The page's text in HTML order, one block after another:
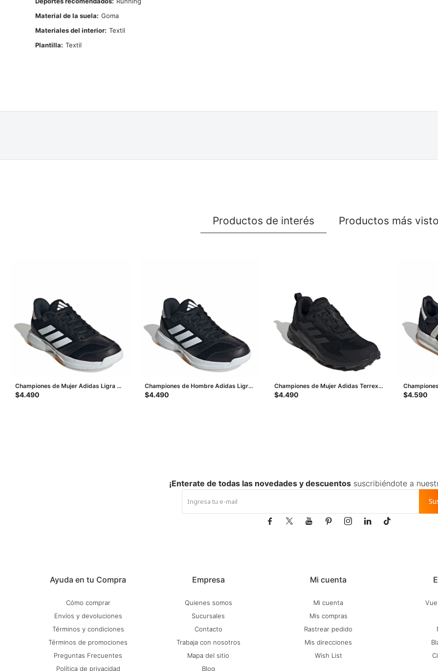
Material de la suela
Goma
Materiales del interior Textil
Plantilla
Textil
Productos de interés Productos más
Championes de Mujer Adidas Ligra 8
- Negro - Blanco
$4.490
Championes de Hombre Adidas Ligra
8 - Negro - Blanco
$4.490
Championes de Mujer Adidas Terrex
Anylander - Negro
$4.490
2.0 - Negro
$4.590
Ayuda en tu Compra
Cómo comprar
Envíos y devoluciones
Términos y condiciones
Términos de promociones
Preguntas Frecuentes
Política de privacidad
Empresa
Quienes somos
Sucursales
Contacto
Trabaja con nosotros
Mapa del sitio
Blog
Mi cuenta
Mi cuenta
Mis compras
Rastrear pedido
Mis direcciones
Wish List
¡Enterate de todas las novedades y descuentossuscribiéndote a
      